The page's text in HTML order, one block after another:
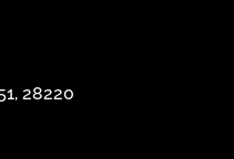
28220